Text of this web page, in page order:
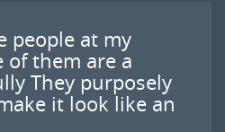
people at my
of them are a
They purposely
it look like an